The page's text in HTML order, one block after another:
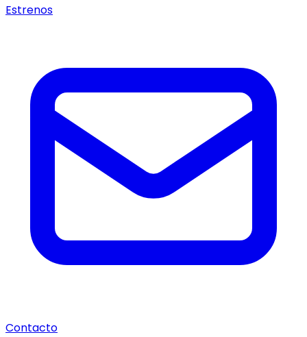
Estrenos
Contacto